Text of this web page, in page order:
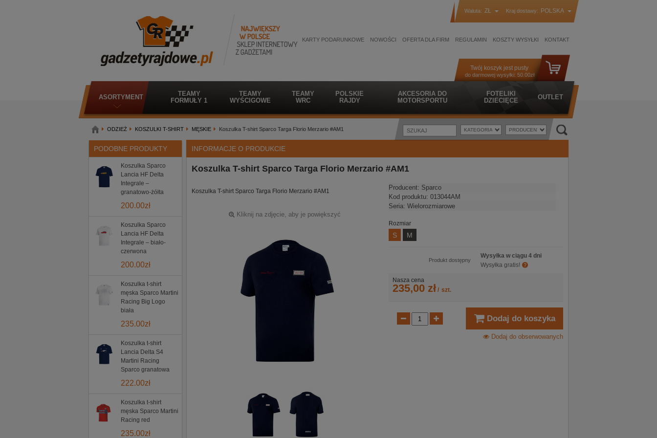
Waluta: ZŁ Kraj dostawy: POLSKA
KARTY PODARUNKOWE NOWOŚCI OFERTA DLA FIRM REGULAMIN KOSZTY WYSYŁKI KONTAKT
Twój koszyk jest pusty
do darmowej wysyłki: 50.00zł
ASORTYMENT
TEAMY
FORMUŁY 1
TEAMY
WYŚCIGOWE
TEAMY
WRC
POLSKIE
RAJDY
AKCESORIA DO
MOTORSPORTU
FOTELIKI
DZIECIĘCE
OUTLET
ODZIEŻ KOSZULKI T-SHIRT MĘSKIE Koszulka T-shirt Sparco Targa Florio Merzario #AM1
PODOBNE PRODUKTY
Koszulka Sparco
Lancia HF Delta
Integrale –
granatowo-żółta
200.00zł
Koszulka Sparco
Lancia HF Delta
Integrale – biało-
czerwona
200.00zł
Koszulka t-shirt
męska Sparco Martini
Racing Big Logo
biała
235.00zł
Koszulka t-shirt
Lancia Delta S4
Martini Racing
Sparco granatowa
222.00zł
Koszulka t-shirt
męska Sparco Martini
Racing red
235.00zł
INFORMACJE O PRODUKCIE
Koszulka T-shirt Sparco Targa Florio Merzario #AM1
Koszulka T-shirt Sparco Targa Florio Merzario #AM1
Kliknij na zdjęcie, aby je powiększyć
Producent: Sparco
Kod produktu: 013044AM
Seria: Wielorozmiarowe
Rozmiar
S M
Produkt dostępny
Wysyłka w ciągu 4 dni
Wysyłka gratis!
Nasza cena
235,00 zł/ szt.
Dodaj do koszyka
Dodaj do obserwowanych